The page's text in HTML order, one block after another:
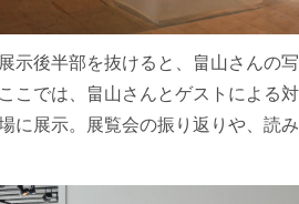
展示後半部を抜けると、畠山さんの
ここでは、畠山さんとゲストによる
に展示。展覧会の振り返りや、読